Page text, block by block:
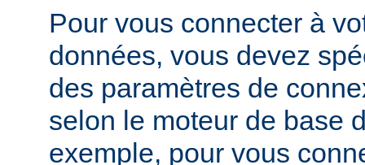
Pour vous connecter à
données, vous devez
des paramètres de
selon le moteur de base
exemple, pour vous